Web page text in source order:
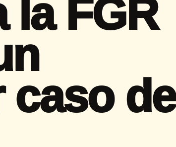
la FGR
de